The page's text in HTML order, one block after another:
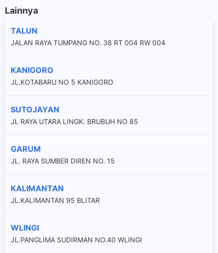
Lainnya
TALUN
JALAN RAYA TUMPANG NO. 38 RT 004 RW 004
KANIGORO
JL.KOTABARU NO 5 KANIGORO
SUTOJAYAN
JL RAYA UTARA LINGK. BRUBUH NO 85
GARUM
JL. RAYA SUMBER DIREN NO. 15
KALIMANTAN
JL.KALIMANTAN 95 BLITAR
WLINGI
JL.PANGLIMA SUDIRMAN NO.40 WLINGI